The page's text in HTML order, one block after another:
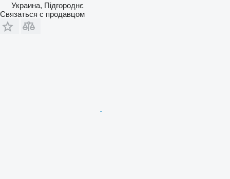
Украина, Підгороднє
Связаться с продавцом